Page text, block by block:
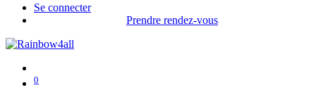
Se connecter
Prendre rendez-vous
0